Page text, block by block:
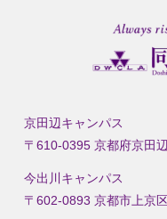
京田辺キャンパス
〒610-0395 京都府京田
今出川キャンパス
〒602-0893 京都市上京